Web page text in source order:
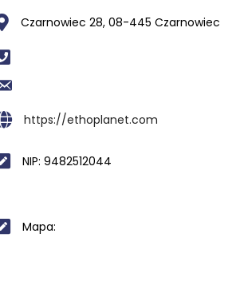
Czarnowiec 28, 08-445 Czarnowiec
https://ethoplanet.com
NIP: 9482512044
Mapa: